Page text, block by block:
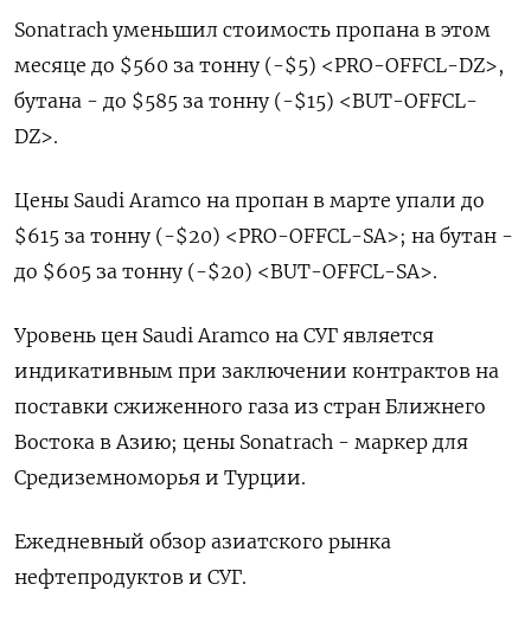
Sonatrach уменьшил стоимость пропана в этом
месяце до $560 за тонну (-$5) <PRO-OFFCL-DZ>,
бутана - до $585 за тонну (-$15) <BUT-OFFCL-
DZ>.
Цены Saudi Aramco на пропан в марте упали до
$615 за тонну (-$20) <PRO-OFFCL-SA>; на бутан -
до $605 за тонну (-$20) <BUT-OFFCL-SA>.
Уровень цен Saudi Aramco на СУГ является
индикативным при заключении контрактов на
поставки сжиженного газа из стран Ближнего
Востока в Азию; цены Sonatrach - маркер для
Средиземноморья и Турции.
Ежедневный обзор азиатского рынка
нефтепродуктов и СУГ.